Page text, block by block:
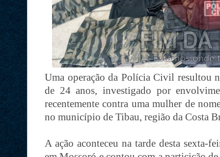
Uma operação da Polícia Civil resultou
de 24 anos, investigado por
recentemente contra uma mulher de
no município de Tibau, região da Costa
A ação aconteceu na tarde desta sexta-